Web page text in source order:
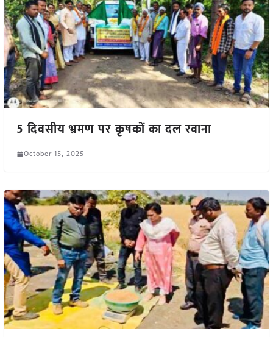
5 दिवसीय भ्रमण पर कृषकों का दल रवाना
October 15, 2025